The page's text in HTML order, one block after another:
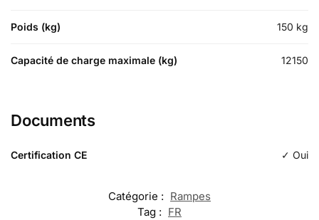
Poids (kg) 150 kg
Capacité de charge maximale (kg) 12150
Documents
Certification CE ✓ Oui
Catégorie : Rampes
Tag : FR